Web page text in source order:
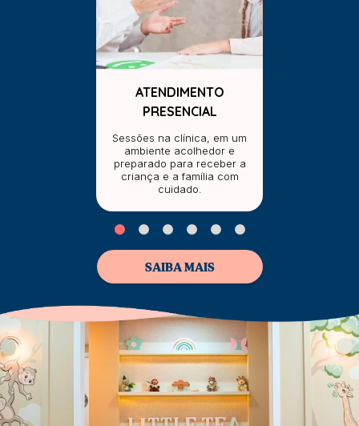
ATENDIMENTO
PRESENCIAL
Sessões na clínica, em um
ambiente acolhedor e
preparado para receber a
criança e a família com
cuidado.
SAIBA MAIS